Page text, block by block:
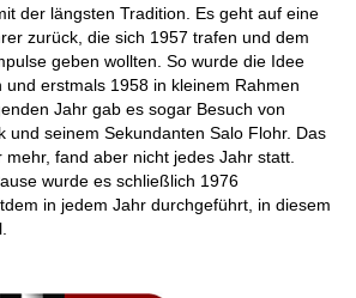
der längsten Tradition. Es geht auf eine
zurück, die sich 1957 trafen und dem
geben wollten. So wurde die Idee
erstmals 1958 in kleinem Rahmen
Jahr gab es sogar Besuch von
und seinem Sekundanten Salo Flohr. Das
fand aber nicht jedes Jahr statt.
wurde es schließlich 1976
in jedem Jahr durchgeführt, in diesem